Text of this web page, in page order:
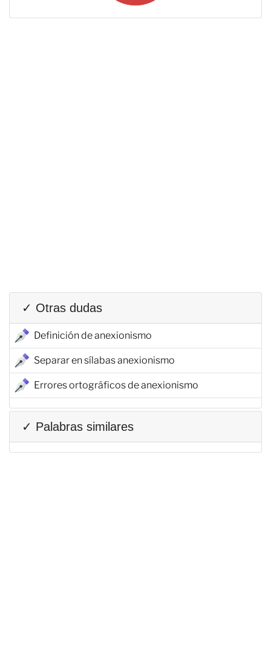
✓ Otras dudas
Definición de anexionismo
Separar en sílabas anexionismo
Errores ortográficos de anexionismo
✓ Palabras similares